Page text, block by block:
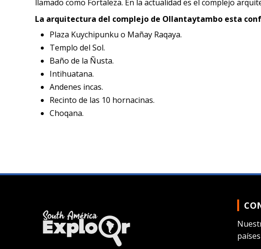
llamado como Fortaleza. En la actualidad es el complejo
La arquitectura del complejo de Ollantaytambo esta
Plaza Kuychipunku o Mañay Raqaya.
Templo del Sol.
Baño de la Ñusta.
Intihuatana.
Andenes incas.
Recinto de las 10 hornacinas.
Choqana.